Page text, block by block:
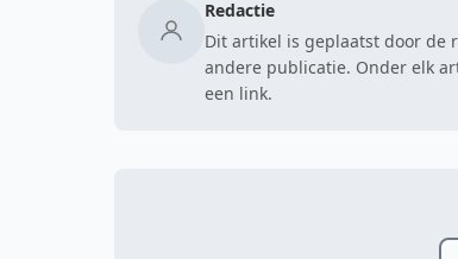
Redactie
Dit artikel is geplaatst door de
andere publicatie. Onder elk
een link.